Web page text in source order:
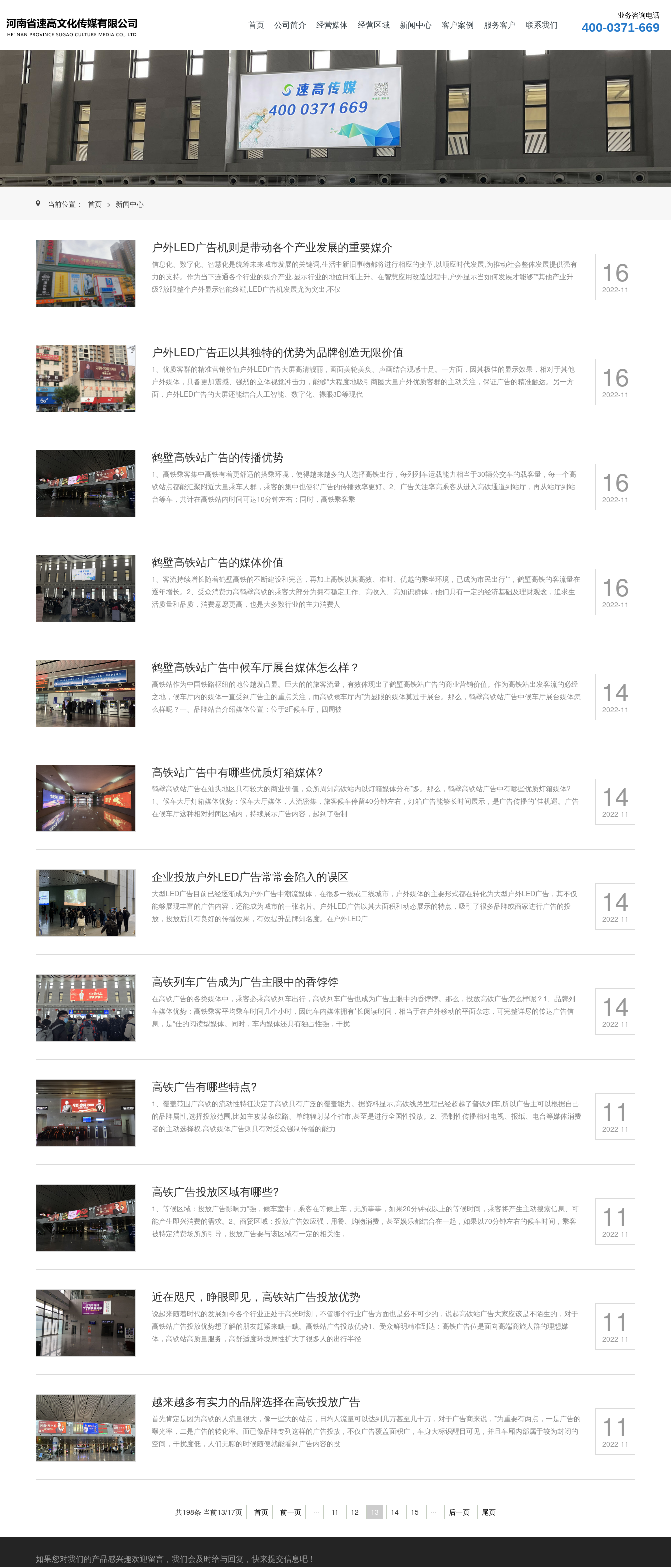
首页 公司简介 经营媒体 经营区域 新闻中心 客户案例 服务客户 联系我们
业务咨询电话
400-0371-669
当前位置： 首页 > 新闻中心
户外LED广告机则是带动各个产业发展的重要媒介
信息化、数字化、智慧化是统筹未来城市发展的关键词,生活中新旧事物都将进行相应的变革,以顺应时代发展,为推动社会整体发展提供强有
力的支持。作为当下连通各个行业的媒介产业,显示行业的地位日渐上升。在智慧应用改造过程中,户外显示当如何发展才能够**其他产业升
级?放眼整个户外显示智能终端,LED广告机发展尤为突出,不仅
16
2022-11
户外LED广告正以其独特的优势为品牌创造无限价值
1、优质客群的精准营销价值户外LED广告大屏高清靓丽，画面美轮美奂、声画结合观感十足。一方面，因其极佳的显示效果，相对于其他
户外媒体，具备更加震撼、强烈的立体视觉冲击力，能够*大程度地吸引商圈大量户外优质客群的主动关注，保证广告的精准触达。另一方
面，户外LED广告的大屏还能结合人工智能、数字化、裸眼3D等现代
16
2022-11
鹤壁高铁站广告的传播优势
1、高铁乘客集中高铁有着更舒适的搭乘环境，使得越来越多的人选择高铁出行，每列列车运载能力相当于30辆公交车的载客量，每一个高
铁站点都能汇聚附近大量乘车人群，乘客的集中也使得广告的传播效率更好。2、广告关注率高乘客从进入高铁通道到站厅，再从站厅到站
台等车，共计在高铁站内时间可达10分钟左右；同时，高铁乘客乘
16
2022-11
鹤壁高铁站广告的媒体价值
1、客流持续增长随着鹤壁高铁的不断建设和完善，再加上高铁以其高效、准时、优越的乘坐环境，已成为市民出行**，鹤壁高铁的客流量在
逐年增长。2、受众消费力高鹤壁高铁的乘客大部分为拥有稳定工作、高收入、高知识群体，他们具有一定的经济基础及理财观念，追求生
活质量和品质，消费意愿更高，也是大多数行业的主力消费人
16
2022-11
鹤壁高铁站广告中候车厅展台媒体怎么样？
高铁站作为中国铁路枢纽的地位越发凸显。巨大的的旅客流量，有效体现出了鹤壁高铁站广告的商业营销价值。作为高铁站出发客流的必经
之地，候车厅内的媒体一直受到广告主的重点关注，而高铁候车厅内*为显眼的媒体莫过于展台。那么，鹤壁高铁站广告中候车厅展台媒体怎
么样呢？一、品牌站台介绍媒体位置：位于2F候车厅，四周被
14
2022-11
高铁站广告中有哪些优质灯箱媒体?
鹤壁高铁站广告在汕头地区具有较大的商业价值，众所周知高铁站内以灯箱媒体分布*多。那么，鹤壁高铁站广告中有哪些优质灯箱媒体?
1、候车大厅灯箱媒体优势：候车大厅媒体，人流密集，旅客候车停留40分钟左右，灯箱广告能够长时间展示，是广告传播的*佳机遇。广告
在候车厅这种相对封闭区域内，持续展示广告内容，起到了强制
14
2022-11
企业投放户外LED广告常常会陷入的误区
大型LED广告目前已经逐渐成为户外广告中潮流媒体，在很多一线或二线城市，户外媒体的主要形式都在转化为大型户外LED广告，其不仅
能够展现丰富的广告内容，还能成为城市的一张名片。户外LED广告以其大面积和动态展示的特点，吸引了很多品牌或商家进行广告的投
放，投放后具有良好的传播效果，有效提升品牌知名度。在户外LED广
14
2022-11
高铁列车广告成为广告主眼中的香饽饽
在高铁广告的各类媒体中，乘客必乘高铁列车出行，高铁列车广告也成为广告主眼中的香饽饽。那么，投放高铁广告怎么样呢？1、品牌列
车媒体优势：高铁乘客平均乘车时间几个小时，因此车内媒体拥有*长阅读时间，相当于在户外移动的平面杂志，可完整详尽的传达广告信
息，是*佳的阅读型媒体。同时，车内媒体还具有独占性强，干扰
14
2022-11
高铁广告有哪些特点?
1、覆盖范围广高铁的流动性特征决定了高铁具有广泛的覆盖能力。据资料显示,高铁线路里程已经超越了普铁列车,所以广告主可以根据自己
的品牌属性,选择投放范围,比如主攻某条线路、单纯辐射某个省市,甚至是进行全国性投放。2、强制性传播相对电视、报纸、电台等媒体消费
者的主动选择权,高铁媒体广告则具有对受众强制传播的能力
11
2022-11
高铁广告投放区域有哪些?
1、等候区域：投放广告影响力*强，候车室中，乘客在等候上车，无所事事，如果20分钟或以上的等候时间，乘客将产生主动搜索信息、可
能产生即兴消费的需求。2、商贸区域：投放广告效应强，用餐、购物消费，甚至娱乐都结合在一起，如果以70分钟左右的候车时间，乘客
被特定消费场所所引导，投放广告要与该区域有一定的相关性，
11
2022-11
近在咫尺，睁眼即见，高铁站广告投放优势
说起来随着时代的发展如今各个行业正处于高光时刻，不管哪个行业广告方面也是必不可少的，说起高铁站广告大家应该是不陌生的，对于
高铁站广告投放优势想了解的朋友赶紧来瞧一瞧。高铁站广告投放优势1、受众鲜明精准到达：高铁广告位是面向高端商旅人群的理想媒
体，高铁站高质量服务，高舒适度环境属性扩大了很多人的出行半径
11
2022-11
越来越多有实力的品牌选择在高铁投放广告
首先肯定是因为高铁的人流量很大，像一些大的站点，日均人流量可以达到几万甚至几十万，对于广告商来说，*为重要有两点，一是广告的
曝光率，二是广告的转化率。而已像品牌专列这样的广告投放，不仅广告覆盖面积广，车身大标识醒目可见，并且车厢内部属于较为封闭的
空间，干扰度低，人们无聊的时候随便就能看到广告内容的投
11
2022-11
共198条 当前13/17页 首页 前一页 ··· 11 12 13 14 15 ··· 后一页 尾页
如果您对我们的产品感兴趣欢迎留言，我们会及时给与回复，快来提交信息吧！